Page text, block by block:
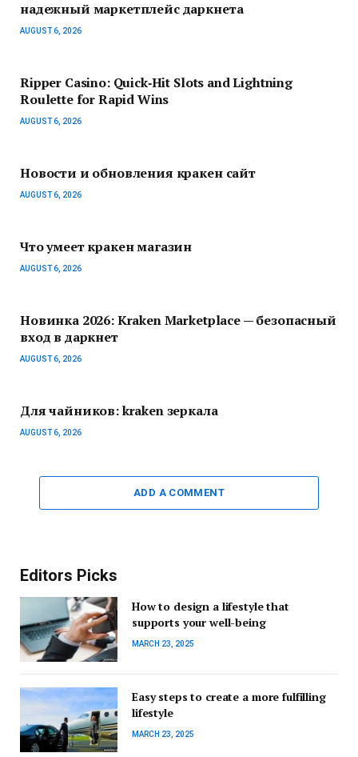
надежный маркетплейс даркнета
AUGUST 6, 2026
Ripper Casino: Quick‑Hit Slots and Lightning
Roulette for Rapid Wins
AUGUST 6, 2026
Новости и обновления кракен сайт
AUGUST 6, 2026
Что умеет кракен магазин
AUGUST 6, 2026
Новинка 2026: Kraken Marketplace — безопасный
вход в даркнет
AUGUST 6, 2026
Для чайников: kraken зеркала
AUGUST 6, 2026
ADD A COMMENT
Editors Picks
How to design a lifestyle that
supports your well-being
MARCH 23, 2025
Easy steps to create a more fulfilling
lifestyle
MARCH 23, 2025